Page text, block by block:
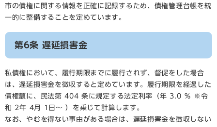
市の債権に関する情報を正確に記録するため、債権管理台帳を統
一的に整備することを定めています。
第6条 遅延損害金
私債権において、履行期限までに履行されず、督促をした場合
は、遅延損害金を徴収すると定めています。履行期限を経過した
債権額に、民法第 404 条に規定する法定利率（年 3.0 ％ ※令
和 2年 4月 1日～ ）を乗じて計算します。
なお、やむを得ない事由がある場合は、遅延損害金を徴収しない